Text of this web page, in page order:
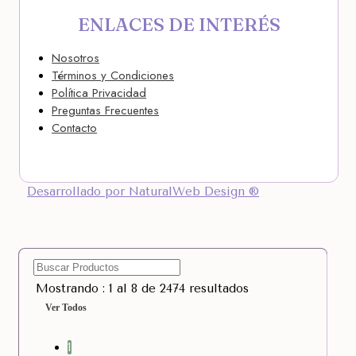
ENLACES DE INTERÉS
Nosotros
Términos y Condiciones
Política Privacidad
Preguntas Frecuentes
Contacto
Desarrollado por NaturalWeb Design ®
Mostrando : 1 al 8 de 2474 resultados
Ver Todos
1